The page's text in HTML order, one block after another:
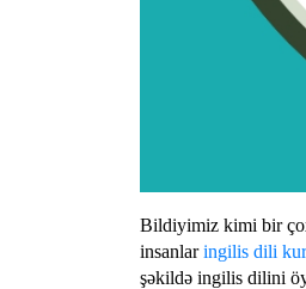
Bildiyimiz kimi bir
insanlaringilis dili
şəkildə ingilis dilini